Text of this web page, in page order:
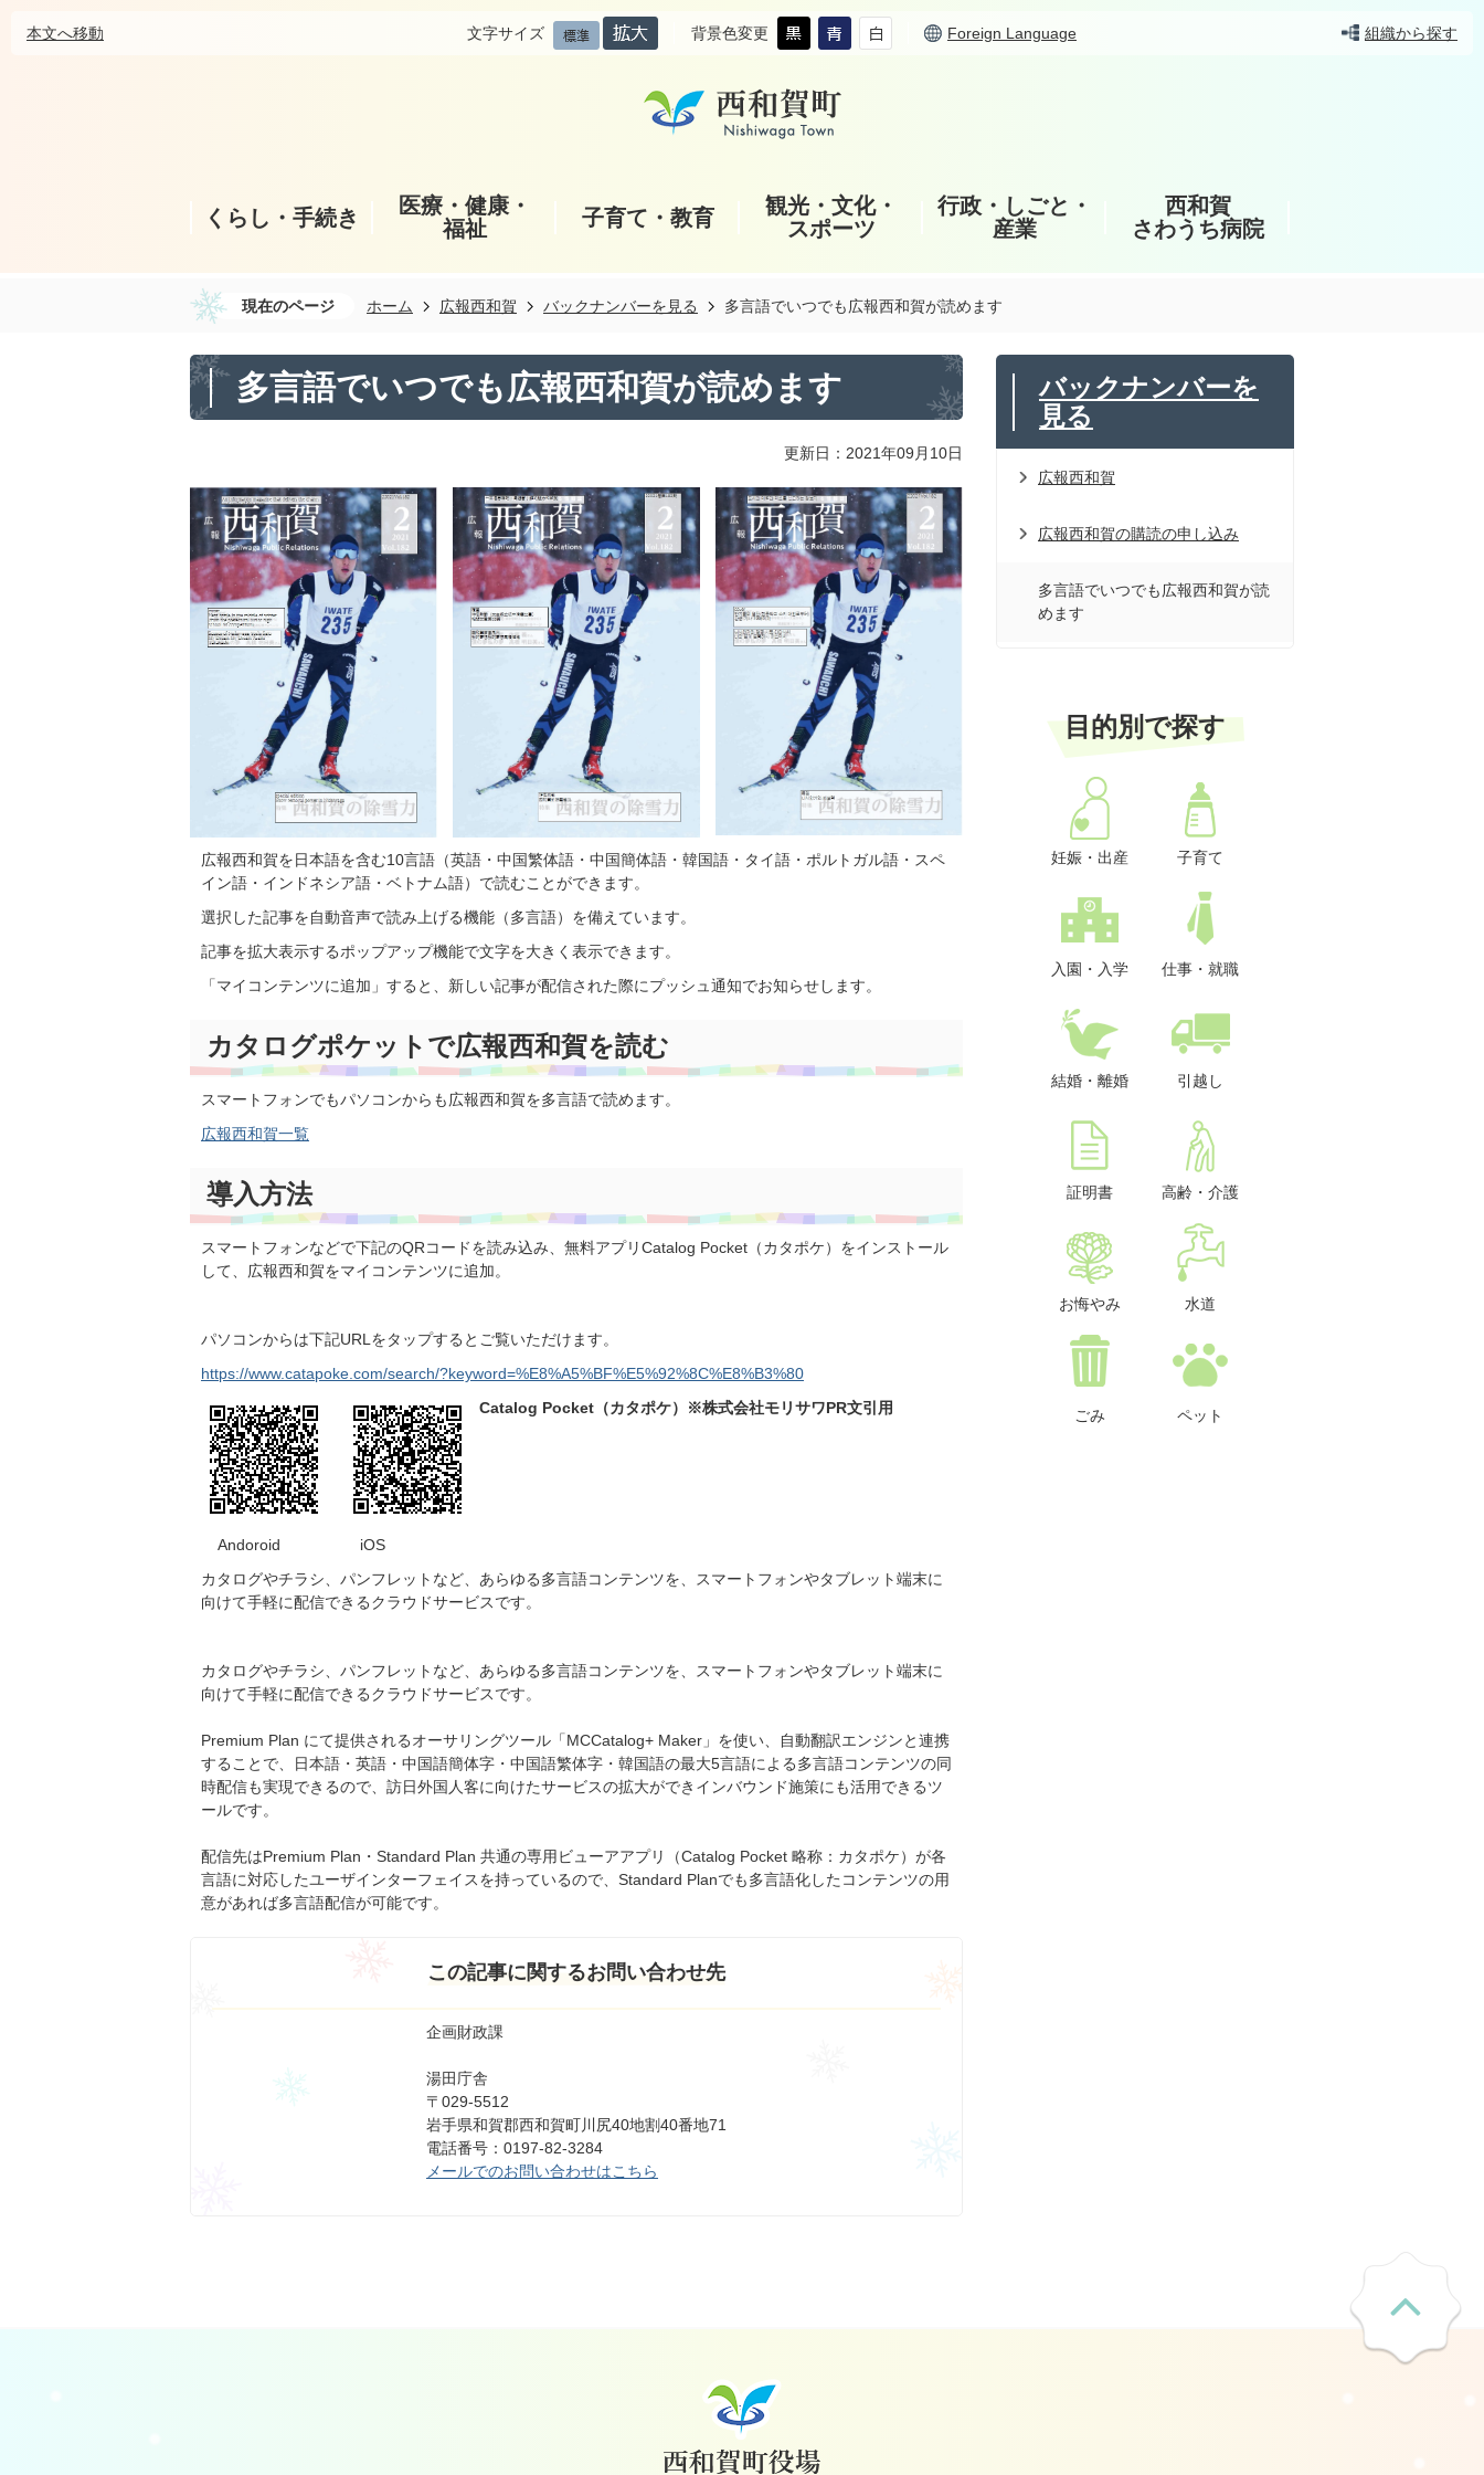
本文へ移動 文字サイズ 背景色変更 Foreign Language 組織から探す
くらし・手続き
医療・健康・
福祉
子育て・教育
観光・文化・
スポーツ
行政・しごと・
産業
西和賀
さわうち病院
現在のページ ホーム 広報西和賀 バックナンバーを見る 多言語でいつでも広報西和賀が読めます
多言語でいつでも広報西和賀が読めます
更新日：2021年09月10日
広報西和賀を日本語を含む10言語（英語・中国繁体語・中国簡体語・韓国語・タイ語・ポルトガル語・スペ
イン語・インドネシア語・ベトナム語）で読むことができます。
選択した記事を自動音声で読み上げる機能（多言語）を備えています。
記事を拡大表示するポップアップ機能で文字を大きく表示できます。
「マイコンテンツに追加」すると、新しい記事が配信された際にプッシュ通知でお知らせします。
カタログポケットで広報西和賀を読む
スマートフォンでもパソコンからも広報西和賀を多言語で読めます。
広報西和賀一覧
導入方法
スマートフォンなどで下記のQRコードを読み込み、無料アプリCatalog Pocket（カタポケ）をインストール
して、広報西和賀をマイコンテンツに追加。
パソコンからは下記URLをタップするとご覧いただけます。
https://www.catapoke.com/search/?keyword=%E8%A5%BF%E5%92%8C%E8%B3%80
Catalog Pocket（カタポケ）※株式会社モリサワPR文引用
Andoroid iOS
カタログやチラシ、パンフレットなど、あらゆる多言語コンテンツを、スマートフォンやタブレット端末に
向けて手軽に配信できるクラウドサービスです。
カタログやチラシ、パンフレットなど、あらゆる多言語コンテンツを、スマートフォンやタブレット端末に
向けて手軽に配信できるクラウドサービスです。
Premium Plan にて提供されるオーサリングツール「MCCatalog+ Maker」を使い、自動翻訳エンジンと連携
することで、日本語・英語・中国語簡体字・中国語繁体字・韓国語の最大5言語による多言語コンテンツの同
時配信も実現できるので、訪日外国人客に向けたサービスの拡大ができインバウンド施策にも活用できるツ
ールです。
配信先はPremium Plan・Standard Plan 共通の専用ビューアアプリ（Catalog Pocket 略称：カタポケ）が各
言語に対応したユーザインターフェイスを持っているので、Standard Planでも多言語化したコンテンツの用
意があれば多言語配信が可能です。
この記事に関するお問い合わせ先
企画財政課
湯田庁舎
〒029-5512
岩手県和賀郡西和賀町川尻40地割40番地71
電話番号：0197-82-3284
メールでのお問い合わせはこちら
バックナンバーを
見る
広報西和賀
広報西和賀の購読の申し込み
多言語でいつでも広報西和賀が読
めます
目的別で探す
妊娠・出産 子育て
入園・入学 仕事・就職
結婚・離婚 引越し
証明書 高齢・介護
お悔やみ 水道
ごみ ペット